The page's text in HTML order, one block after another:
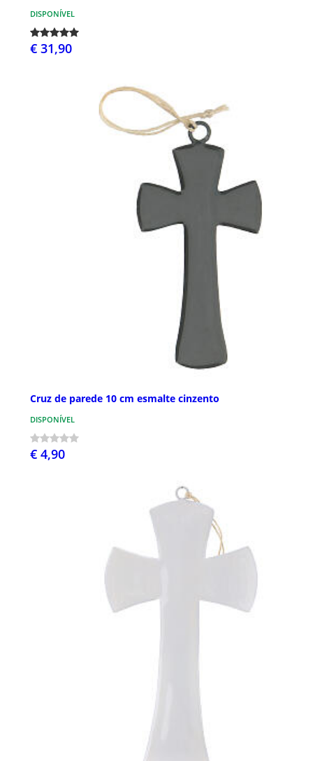
DISPONÍVEL
€ 31,90
Cruz de parede 10 cm esmalte cinzento
DISPONÍVEL
€ 4,90